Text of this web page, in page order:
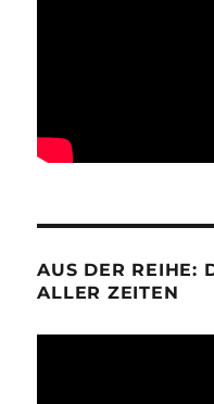
AUS DER REIHE:
ALLER ZEITEN